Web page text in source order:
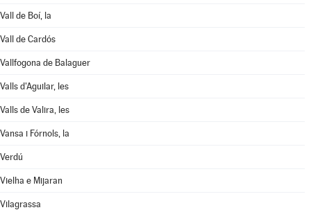
Vall de Boí, la
Vall de Cardós
Vallfogona de Balaguer
Valls d'Aguilar, les
Valls de Valira, les
Vansa i Fórnols, la
Verdú
Vielha e Mijaran
Vilagrassa